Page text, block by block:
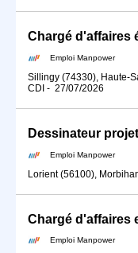
Chargé d'affaires
Emploi Manpower
Sillingy (74330), Haute-
CDI - 27/07/2026
Dessinateur
Emploi Manpower
Lorient (56100),
Chargé d'affaires
Emploi Manpower